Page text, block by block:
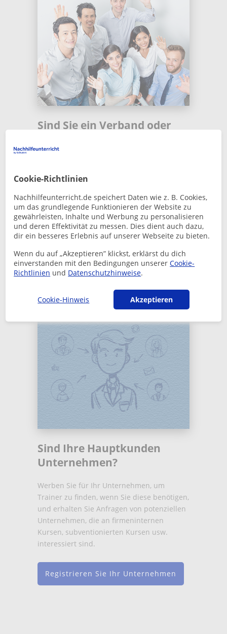
Sind Sie ein Verband oder
gestalten, erhalten Sie durch die
Veröffentlichung Ihrer Anzeigen auf
Nachhilfeunterricht Interessenten.
Registrieren Sie Ihren Verein
Sind Ihre Hauptkunden
Unternehmen?
Werben Sie für Ihr Unternehmen, um
Trainer zu finden, wenn Sie diese benötigen,
und erhalten Sie Anfragen von potenziellen
Unternehmen, die an firmeninternen
Kursen, subventionierten Kursen usw.
interessiert sind.
Registrieren Sie Ihr Unternehmen
Cookie-Richtlinien
Nachhilfeunterricht.de speichert Daten wie z. B. Cookies,
um das grundlegende Funktionieren der Website zu
gewährleisten, Inhalte und Werbung zu personalisieren
und deren Effektivität zu messen. Dies dient auch dazu,
dir ein besseres Erlebnis auf unserer Webseite zu bieten.
Wenn du auf „Akzeptieren” klickst, erklärst du dich
einverstanden mit den Bedingungen unsererCookie-
Richtlinien und Datenschutzhinweise.
Cookie-Hinweis Akzeptieren